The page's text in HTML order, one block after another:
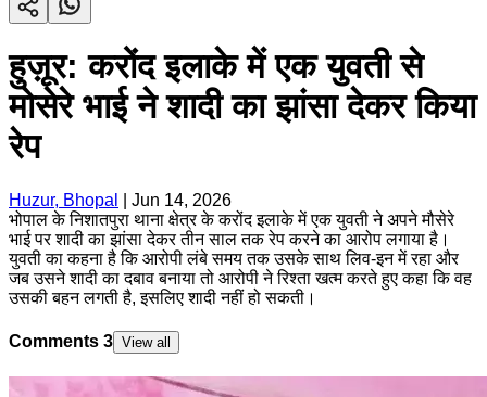
हुज़ूर: करोंद इलाके में एक युवती से
मोसेरे भाई ने शादी का झांसा देकर किया
रेप
Huzur, Bhopal
Jun 14, 2026
भोपाल के निशातपुरा थाना क्षेत्र के करोंद इलाके में एक युवती ने अपने मौसेरे
भाई पर शादी का झांसा देकर तीन साल तक रेप करने का आरोप लगाया है।
युवती का कहना है कि आरोपी लंबे समय तक उसके साथ लिव-इन में रहा और
जब उसने शादी का दबाव बनाया तो आरोपी ने रिश्ता खत्म करते हुए कहा कि वह
उसकी बहन लगती है, इसलिए शादी नहीं हो सकती।
Comments 3 View all